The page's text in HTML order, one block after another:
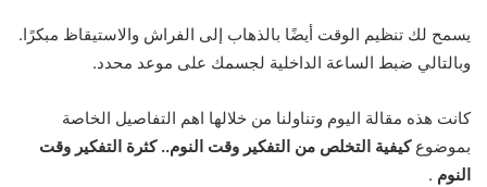
يسمح لك تنظيم الوقت أيضًا بالذهاب إلى الفراش والاستيقاظ مبكرًا.
وبالتالي ضبط الساعة الداخلية لجسمك على موعد محدد.
كانت هذه مقالة اليوم وتناولنا من خلالها اهم التفاصيل الخاصة
بموضوعكيفية التخلص من التفكير وقت النوم.. كثرة التفكير وقت
النوم .